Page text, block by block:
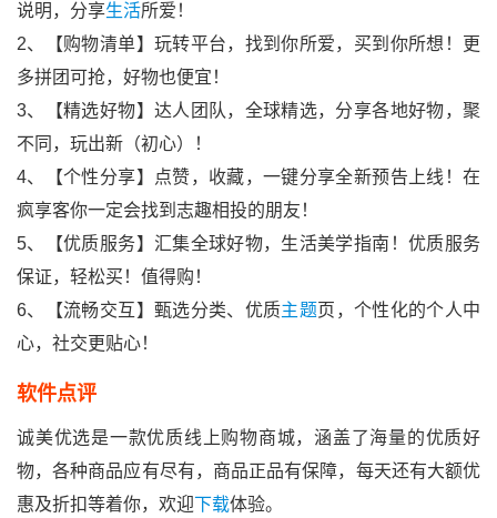
说明，分享生活所爱！
2、【购物清单】玩转平台，找到你所爱，买到你所想！更
多拼团可抢，好物也便宜！
3、【精选好物】达人团队，全球精选，分享各地好物，聚
不同，玩出新（初心）！
4、【个性分享】点赞，收藏，一键分享全新预告上线！在
疯享客你一定会找到志趣相投的朋友！
5、【优质服务】汇集全球好物，生活美学指南！优质服务
保证，轻松买！值得购！
6、【流畅交互】甄选分类、优质主题页，个性化的个人中
心，社交更贴心！
软件点评
诚美优选是一款优质线上购物商城，涵盖了海量的优质好
物，各种商品应有尽有，商品正品有保障，每天还有大额优
惠及折扣等着你，欢迎下载体验。